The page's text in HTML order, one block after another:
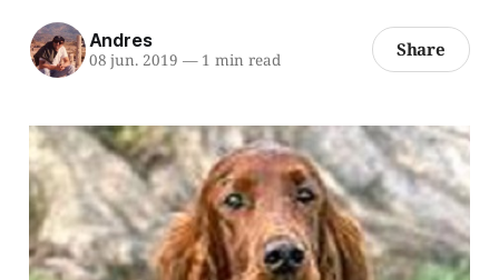
Andres
08 jun. 2019 —1 min read Share